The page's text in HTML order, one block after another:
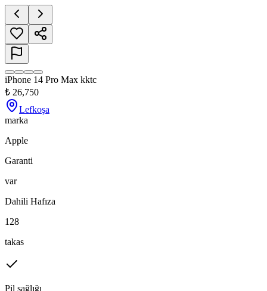
iPhone 14 Pro Max kktc
₺ 26,750
Lefkoşa
marka
Apple
Garanti
var
Dahili Hafıza
128
takas
Pil sağlığı